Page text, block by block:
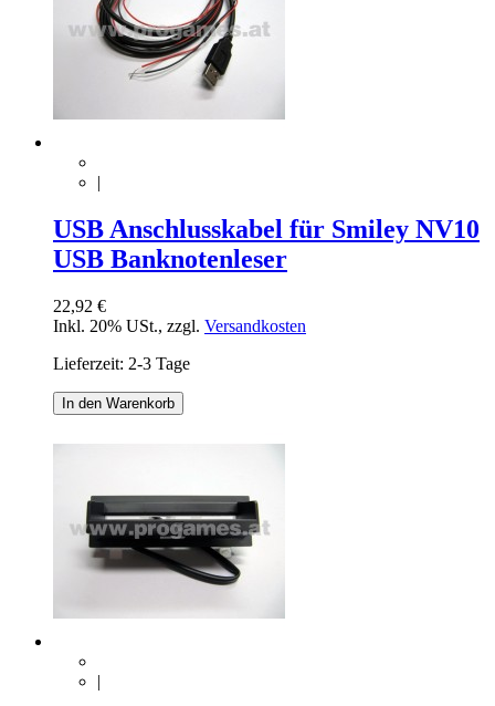
|
USB Anschlusskabel für Smiley NV10
USB Banknotenleser
22,92 €
Inkl. 20% USt., zzgl. Versandkosten
Lieferzeit: 2-3 Tage
In den Warenkorb
|